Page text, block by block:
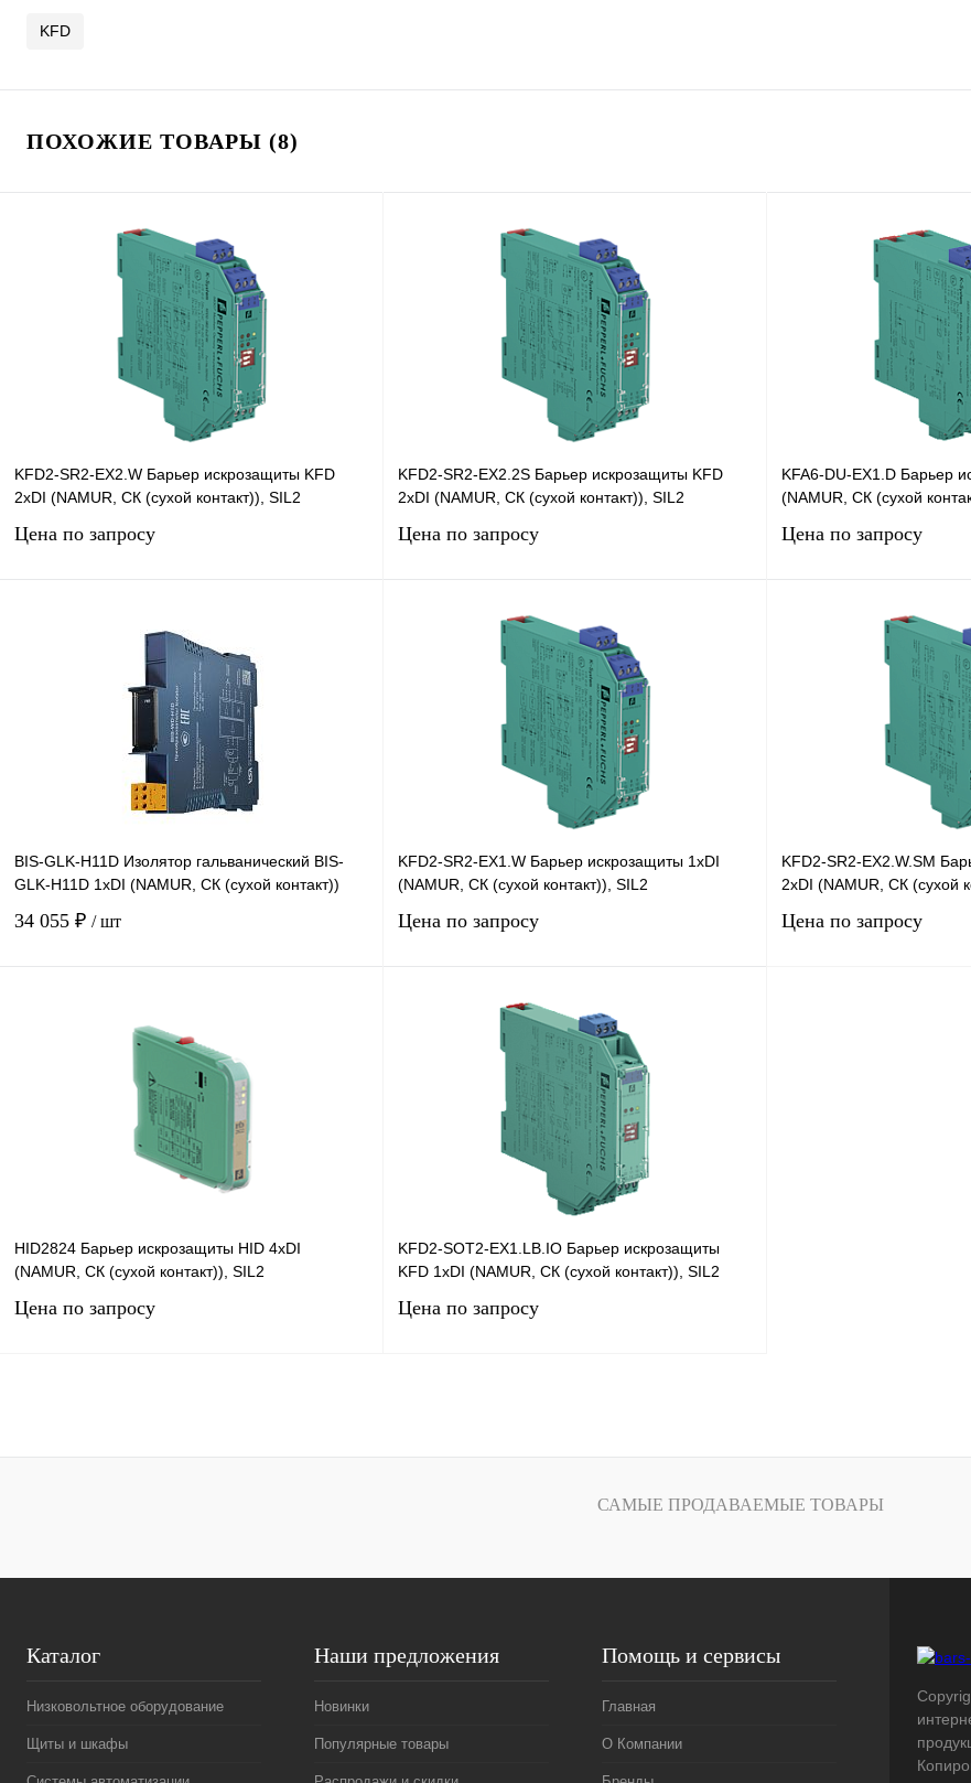
KFD
ПОХОЖИЕ ТОВАРЫ (8)
KFD2-SR2-EX2.W Барьер искрозащиты KFD
2хDI (NAMUR, СК (сухой контакт)), SIL2
Цена по запросу
Сравнение
Под заказ
KFD2-SR2-EX2.2S Барьер искрозащиты KFD
2хDI (NAMUR, СК (сухой контакт)), SIL2
Цена по запросу
Запросить цену
Сравнение
Под заказ
KFA6-DU-EX1.D Барьер
(NAMUR, СК (сухой
Цена по запросу
BIS-GLK-H11D Изолятор гальванический BIS-
GLK-H11D 1хDI (NAMUR, СК (сухой контакт))
34 055 ₽ / шт
Сравнение
Под заказ
KFD2-SR2-EX1.W Барьер искрозащиты 1хDI
(NAMUR, СК (сухой контакт)), SIL2
Цена по запросу
Запросить цену
Сравнение
Под заказ
KFD2-SR2-EX2.W.SM
2хDI (NAMUR, СК (сухой
Цена по запросу
HID2824 Барьер искрозащиты HID 4хDI
(NAMUR, СК (сухой контакт)), SIL2
Цена по запросу
Купить в 1 клик Сравнение
KFD2-SOT2-EX1.LB.IO Барьер искрозащиты
KFD 1хDI (NAMUR, СК (сухой контакт)), SIL2
Цена по запросу
Купить в 1 клик Сравнение
САМЫЕ ПРОДАВАЕМЫЕ ТОВАРЫ
Каталог
Низковольтное оборудование
Щиты и шкафы
Наши предложения
Новинки
Популярные товары
Помощь и сервисы
Главная
О Компании